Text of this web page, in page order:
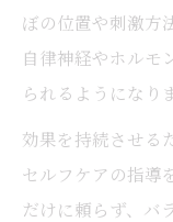
ぼの位置や刺激方
自律神経やホルモ
られるようになり
効果を持続させる
セルフケアの指導
だけに頼らず、バ